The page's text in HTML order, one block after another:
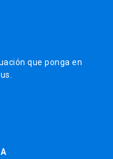
que ponga en